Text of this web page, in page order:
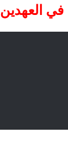
في العهدين